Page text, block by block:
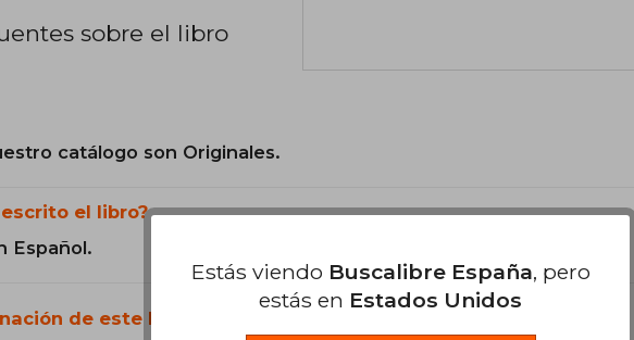
sobre el libro
catálogo son Originales.
el libro?
Español.
de este libro?
Estás viendo Buscalibre España, pero
estás en Estados Unidos